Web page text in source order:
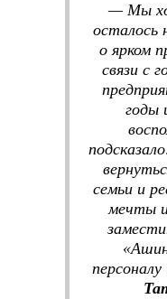
— Мы
осталось
о ярком
связи с
годы
семьи и
мечты